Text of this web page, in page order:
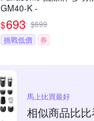
GM40-K -
$693 $699
挑戰低價
券
馬上比買最好
相似商品比